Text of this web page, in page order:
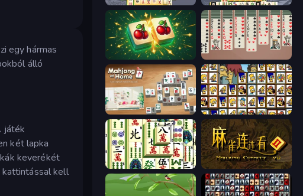
egy hármas
álló
játék
két lapka
keverékét
kattintással kell
Mahjong Online Mahjong Titans
Mahjong Puzzle: Tile Match Spider Solitaire 2 Suits
Scandinavian Mahjong Tiles of the Simpsons
Mahjong Shanghai Mahjong Connect 2 (Legacy)